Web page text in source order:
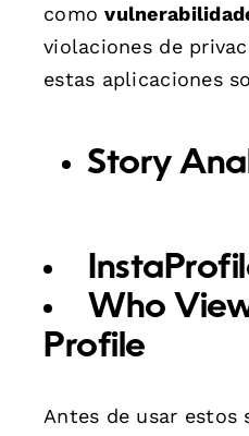
como
violaciones de
estas aplicaciones
Story
Who
Profile
Antes de usar estos